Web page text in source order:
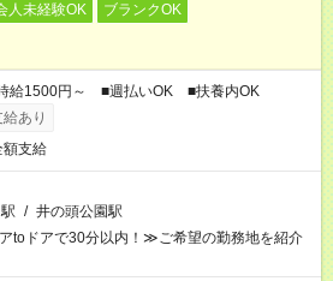
人未経験OK
ブランクOK
給1500円～ ■週払いOK ■扶養内OK
あり
額支給
/ 井の頭公園駅
toドアで30分以内！≫ご希望の勤務地を紹介